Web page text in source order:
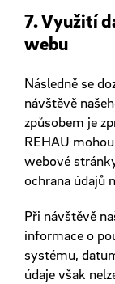
7. Využití
webu
Následně se
návštěvě
způsobem je
REHAU
webové
ochrana údajů
Při návštěvě
informace o
systému,
údaje však